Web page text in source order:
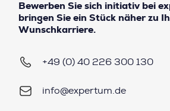
Bewerben Sie sich initiativ bei
bringen Sie ein Stück näher zu
Wunschkarriere.
+49 (0) 40 226 300 130
info@expertum.de